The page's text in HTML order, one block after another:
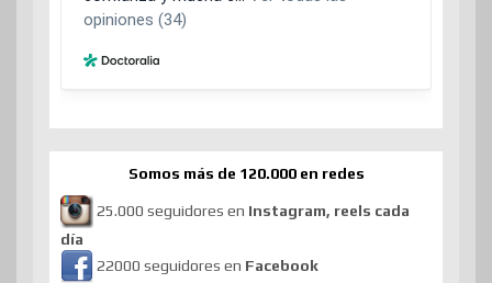
Somos más de 120.000 en redes
25.000 seguidores en Instagram, reels cada
día
22000 seguidores en Facebook